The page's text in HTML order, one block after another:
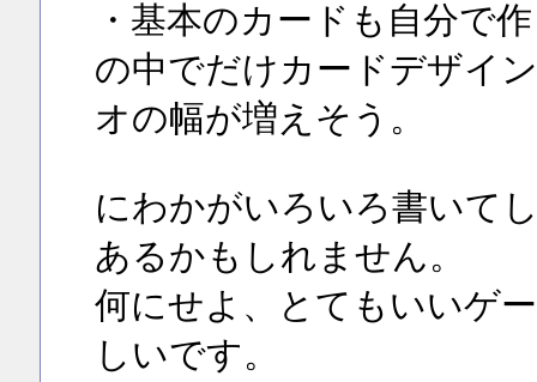
・基本のカードも自分で
の中でだけカードデザイ
オの幅が増えそう。
にわかがいろいろ書いて
あるかもしれません。
何にせよ、とてもいいゲ
しいです。